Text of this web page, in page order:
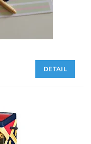
DETAIL